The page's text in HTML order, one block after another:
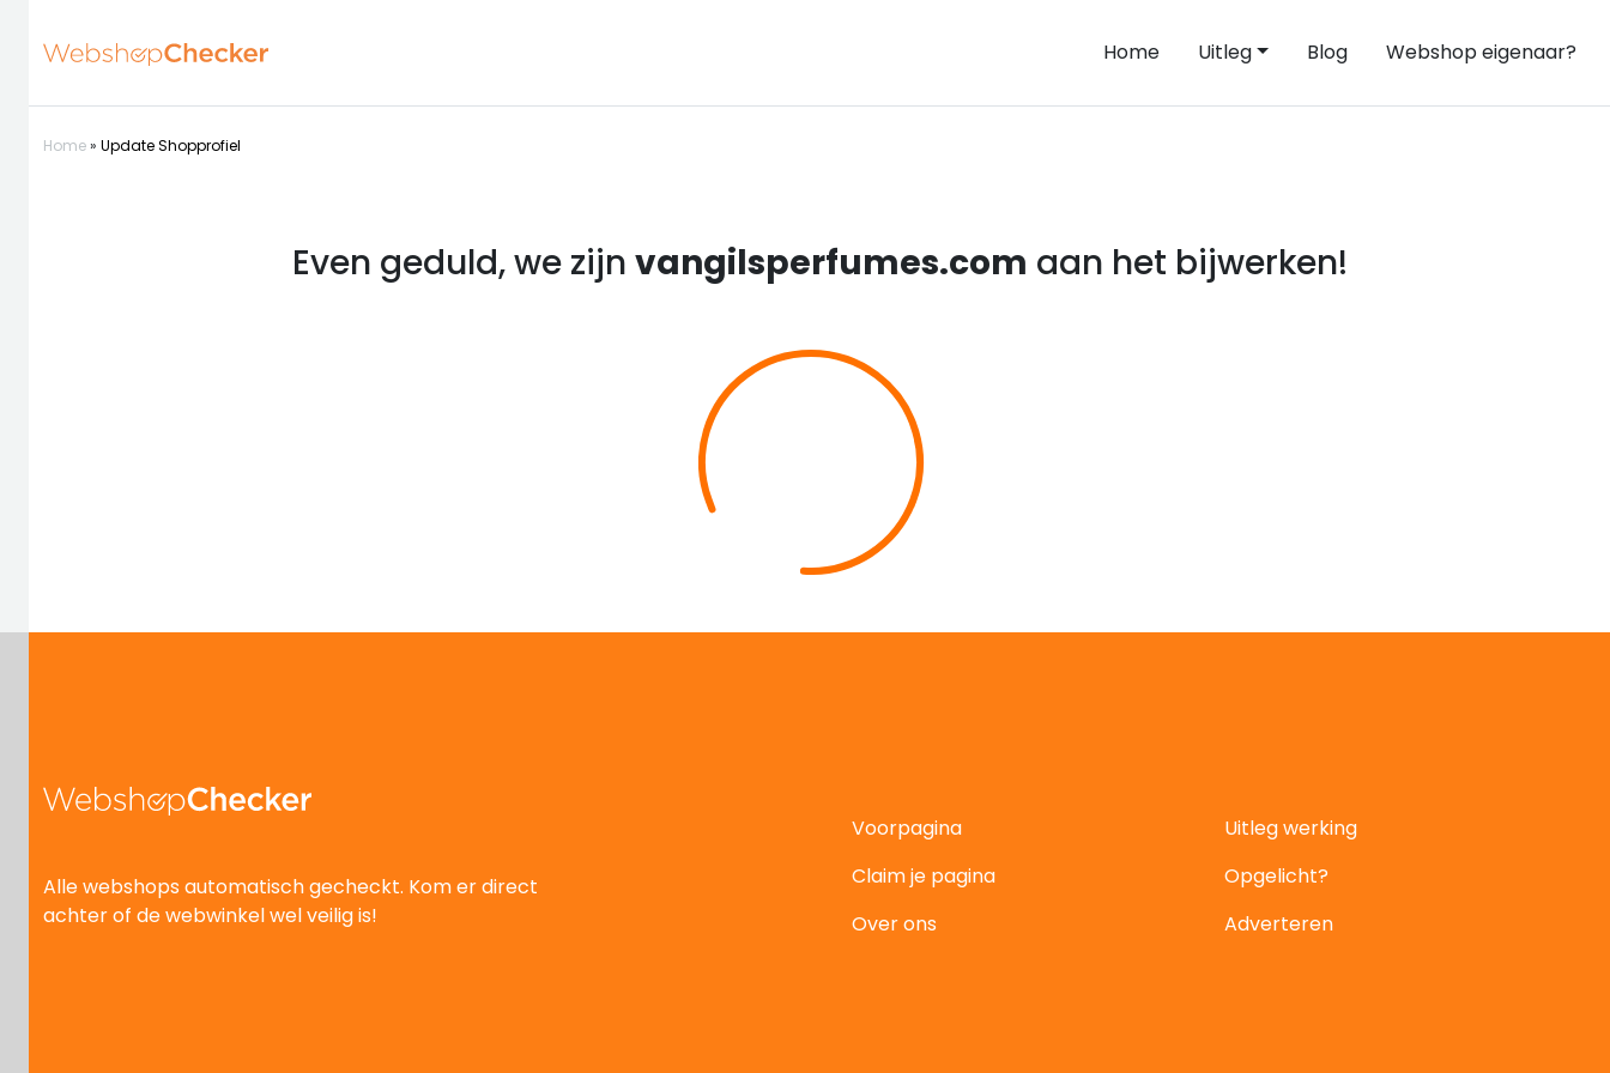
Home Uitleg Blog Webshop eigenaar?
Home» Update Shopprofiel
Even geduld, we zijn vangilsperfumes.com aan het bijwerken!
Alle webshops automatisch gecheckt. Kom er direct
achter of de webwinkel wel veilig is!
Voorpagina
Uitleg werking
Claim je pagina
Opgelicht?
Over ons
Adverteren